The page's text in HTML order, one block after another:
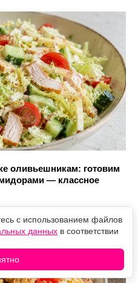
оливьешникам: готовим
— классное
с использованием файлов
данных в соответствии